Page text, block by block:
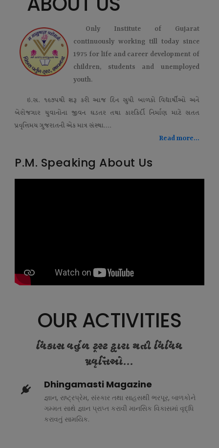
Only Institute of Gujarat
continuously working till today since
1975 for life and career development of
children, students and unemployed
youth.
ઇ.સ. ૧૯૭૫થી શરૂ કરી આજ દિન સુધી બાળકો વિદ્યાર્થીઓ અને
બેરોજગાર યુવાનોના જીવન ઘડતર તથા કારકિર્દી નિર્માણ માટે સતત
પ્રવૃત્તિમય ગુજરાતની એક માત્ર સંસ્થા....
Read more...
P.M. Speaking About Us
OUR ACTIVITIES
વિકાસ વર્તુળ ટ્રસ્ટ દ્વારા થતી વિવિધ
પ્રવૃત્તિઓ...
Dhingamasti Magazine
જ્ઞાન, રાષ્ટ્રપ્રેમ, સંસ્કાર તથા સાહસથી ભરપૂર, બાળકોને
ગમ્મત સાથે જ્ઞાન પ્રાપ્ત કરાવી માનસિક વિકાસમાં વૃદ્ધિ
કરાવતું સામયિક.